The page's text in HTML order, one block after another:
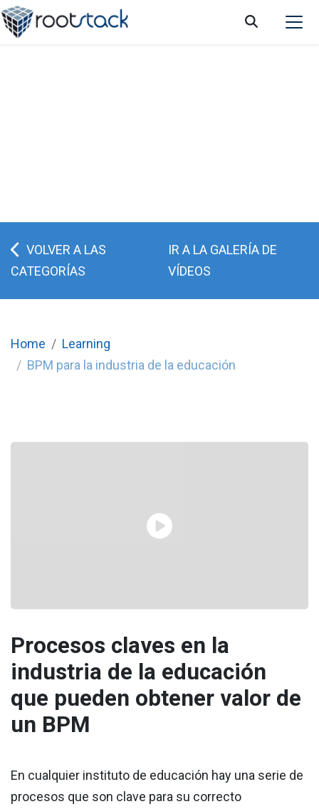
VOLVER A LAS
CATEGORÍAS
IR A LA GALERÍA DE
VÍDEOS
Home
Learning
BPM para la industria de la educación
Procesos claves en la
industria de la educación
que pueden obtener valor de
un BPM
En cualquier instituto de educación hay una serie de
procesos que son clave para su correcto